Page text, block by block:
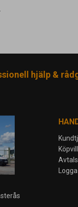
hjälp &